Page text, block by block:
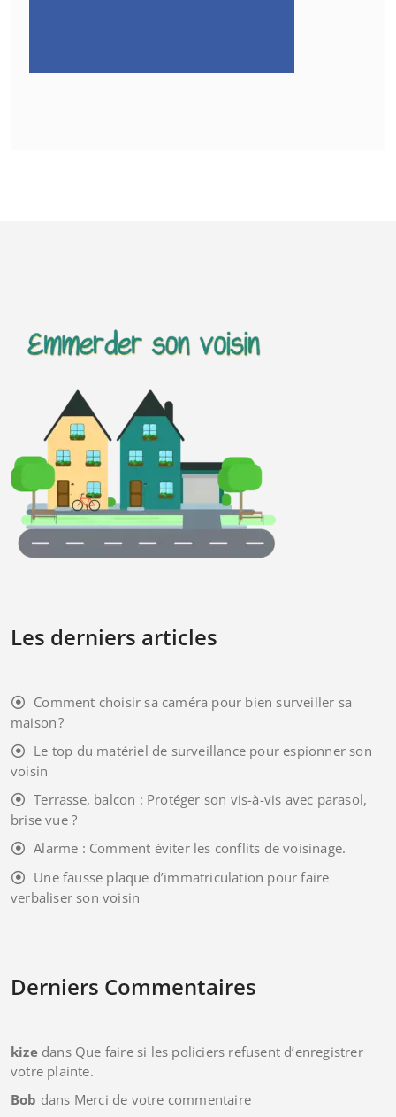
Les derniers articles
Comment choisir sa caméra pour bien surveiller sa
maison ?
Le top du matériel de surveillance pour espionner son
voisin
Terrasse, balcon : Protéger son vis-à-vis avec parasol,
brise vue ?
Alarme : Comment éviter les conflits de voisinage.
Une fausse plaque d’immatriculation pour faire
verbaliser son voisin
Derniers Commentaires
kizedans Que faire si les policiers refusent d’enregistrer
votre plainte.
Bob dans Merci de votre commentaire